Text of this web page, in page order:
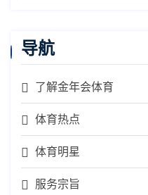
导航
了解金年会体育
体育热点
体育明星
服务宗旨